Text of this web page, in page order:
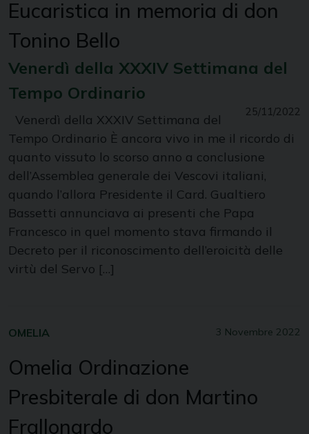
Eucaristica in memoria di don
Tonino Bello
Venerdì della XXXIV Settimana del
Tempo Ordinario
25/11/2022
Venerdì della XXXIV Settimana del
Tempo Ordinario È ancora vivo in me il ricordo di
quanto vissuto lo scorso anno a conclusione
dell’Assemblea generale dei Vescovi italiani,
quando l’allora Presidente il Card. Gualtiero
Bassetti annunciava ai presenti che Papa
Francesco in quel momento stava firmando il
Decreto per il riconoscimento dell’eroicità delle
virtù del Servo […]
3 Novembre 2022
OMELIA
Omelia Ordinazione
Presbiterale di don Martino
Frallonardo